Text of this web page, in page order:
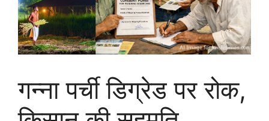
गन्ना पर्ची डिग्रेड पर रोक,